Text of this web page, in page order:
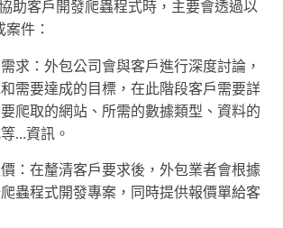
助客戶開發爬蟲程式時，主要會透過以
案件：
求：外包公司會與客戶進行深度討論，
和需要達成的目標，在此階段客戶需要詳
爬取的網站、所需的數據類型、資料的
…資訊。
：在釐清客戶要求後，外包業者會根據
蟲程式開發專案，同時提供報價單給客